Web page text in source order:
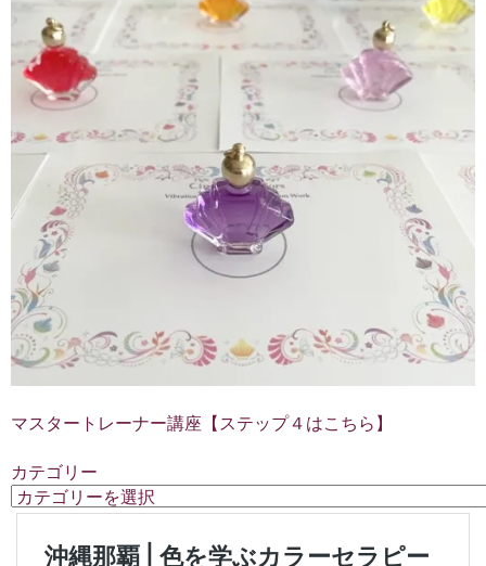
マスタートレーナー講座【ステップ４はこちら】
カテゴリー
カ
テ